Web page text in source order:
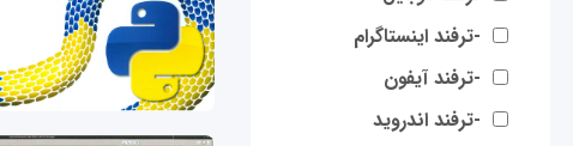
-ترفند اینستاگرام
-ترفند آیفون
-ترفند اندروید